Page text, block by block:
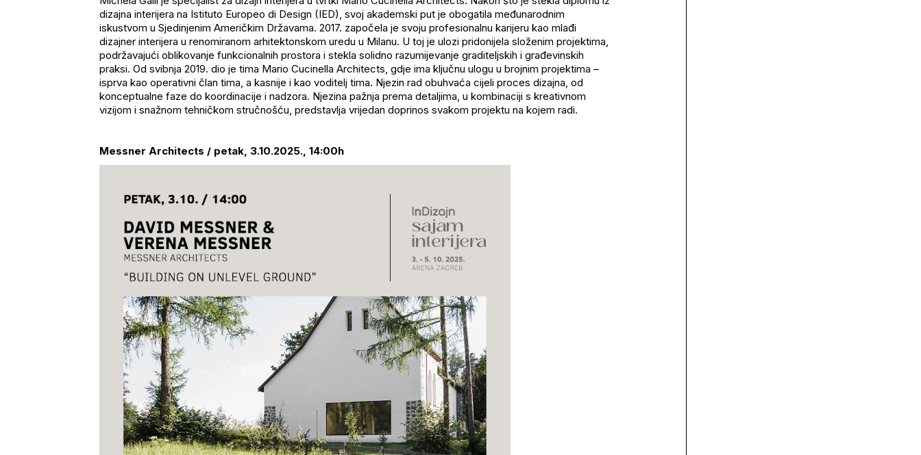
dizajna interijera na Istituto Europeo di Design (IED), svoj akademski put je obogatila međunarodnim
iskustvom u Sjedinjenim Američkim Državama. 2017. započela je svoju profesionalnu karijeru kao mlađi
dizajner interijera u renomiranom arhitektonskom uredu u Milanu. U toj je ulozi pridonijela složenim projektima,
podržavajući oblikovanje funkcionalnih prostora i stekla solidno razumijevanje graditeljskih i građevinskih
praksi. Od svibnja 2019. dio je tima Mario Cucinella Architects , gdje ima ključnu ulogu u brojnim projektima –
isprva kao operativni član tima, a kasnije i kao voditelj tima. Njezin rad obuhvaća cijeli proces dizajna, od
konceptualne faze do koordinacije i nadzora. Njezina pažnja prema detaljima, u kombinaciji s kreativnom
vizijom i snažnom tehničkom stručnošću, predstavlja vrijedan doprinos svakom projektu na kojem radi.
Messner Architects / petak, 3.10.2025., 14:00h